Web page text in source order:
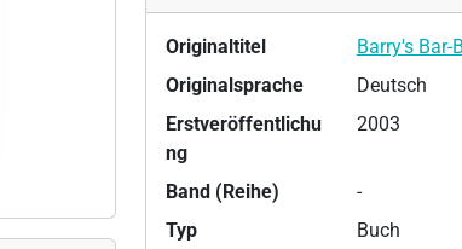
Originaltitel
Barry's Bar-
Originalsprache
Deutsch
Erstveröffentlichu
ng
2003
Band (Reihe)
-
Typ
Buch